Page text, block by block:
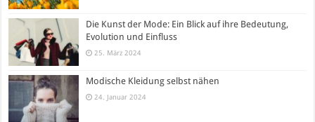
Die Kunst der Mode: Ein Blick auf ihre Bedeutung,
Evolution und Einfluss
25. März 2024
Modische Kleidung selbst nähen
24. Januar 2024